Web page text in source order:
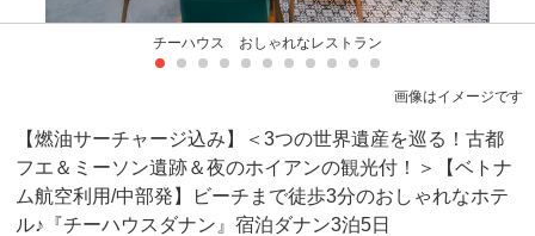
チーハウス おしゃれなレストラン
画像はイメージです
【燃油サーチャージ込み】＜3つの世界遺産を巡る！古都
フエ＆ミーソン遺跡＆夜のホイアンの観光付！＞【ベトナ
ム航空利用/中部発】ビーチまで徒歩3分のおしゃれなホテ
ル♪『チーハウスダナン』宿泊ダナン3泊5日